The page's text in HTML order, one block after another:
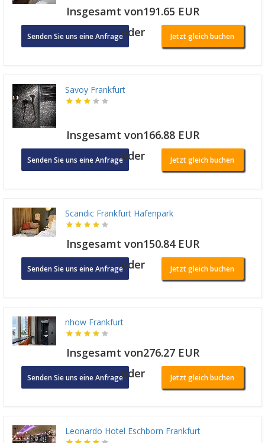
Insgesamt von191.65 EUR
Senden Sie uns eine Anfrageoder Jetzt gleich buchen
Savoy Frankfurt
Insgesamt von166.88 EUR
Senden Sie uns eine Anfrageoder Jetzt gleich buchen
Scandic Frankfurt Hafenpark
Insgesamt von150.84 EUR
Senden Sie uns eine Anfrageoder Jetzt gleich buchen
nhow Frankfurt
Insgesamt von276.27 EUR
Senden Sie uns eine Anfrageoder Jetzt gleich buchen
Leonardo Hotel Eschborn Frankfurt